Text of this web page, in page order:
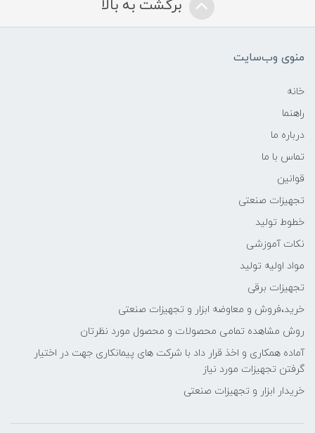
برگشت به بالا
منوی وب‌سایت
خانه
راهنما
درباره ما
تماس با ما
قوانین
تجهیزات صنعتی
خطوط تولید
نکات آموزشی
مواد اولیه تولید
تجهیزات برقی
خرید،فروش و معاوضه ابزار و تجهیزات صنعتی
روش مشاهده تمامی محصولات و محصول مورد نظرتان
آماده همکاری و اخذ قرار داد با شرکت های پیمانکاری جهت در اختیار
گرفتن تجهیزات مورد نیاز
خریدار ابزار و تجهیزات صنعتی